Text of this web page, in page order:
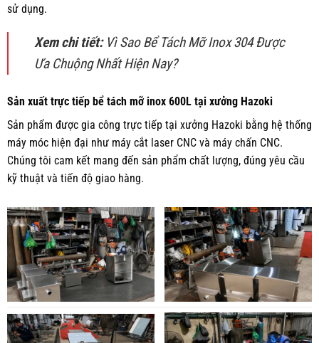
sử dụng.
Xem chi tiết: Vì Sao Bể Tách Mỡ Inox 304 Được
Ưa Chuộng Nhất Hiện Nay?
Sản xuất trực tiếp bể tách mỡ inox 600L tại xưởng Hazoki
Sản phẩm được gia công trực tiếp tại xưởng Hazoki bằng hệ thống
máy móc hiện đại như máy cắt laser CNC và máy chấn CNC.
Chúng tôi cam kết mang đến sản phẩm chất lượng, đúng yêu cầu
kỹ thuật và tiến độ giao hàng.